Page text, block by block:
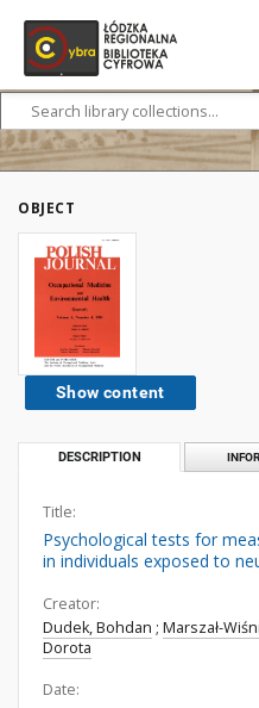
OBJECT
Show content
DESCRIPTION
Title:
Psychological tests for
in individuals exposed to
Creator:
Dudek, Bohdan ; Marszał-
Dorota
Date: